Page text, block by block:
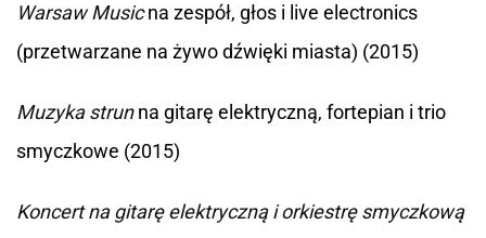
Warsaw Musicna zespół, głos i live electronics
(przetwarzane na żywo dźwięki miasta) (2015)
Muzyka strunna gitarę elektryczną, fortepian i trio
smyczkowe (2015)
Koncert na gitarę elektryczną i orkiestrę smyczkową